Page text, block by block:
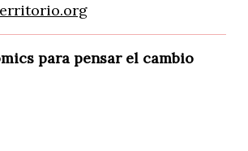
para pensar el cambio